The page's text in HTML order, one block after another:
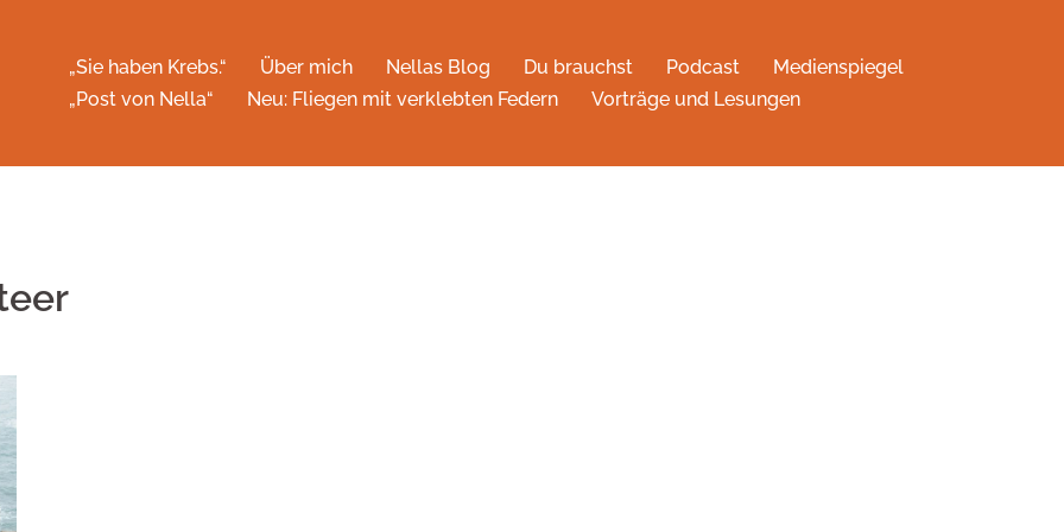
„Sie haben Krebs.“ Über mich Nellas Blog Du brauchst Podcast
Medienspiegel
„Post von Nella“
Neu: Fliegen mit verklebten Federn Vorträge und Lesungen